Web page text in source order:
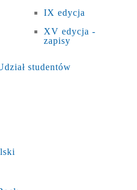
IX edycja
XV edycja -
zapisy
studentów